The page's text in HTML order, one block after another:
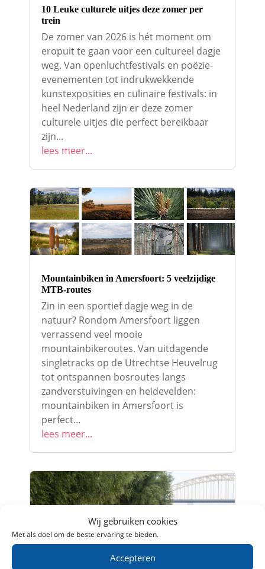
Wij gebruiken cookies
Met als doel om de beste ervaring te bieden.
Accepteren
10 Leuke culturele uitjes deze zomer per
trein
De zomer van 2026 is hét moment om
eropuit te gaan voor een cultureel dagje
weg. Van openluchtfestivals en poëzie-
evenementen tot indrukwekkende
kunstexposities en culinaire festivals: in
heel Nederland zijn er deze zomer
culturele uitjes die perfect bereikbaar
zijn...
lees meer...
Mountainbiken in Amersfoort: 5 veelzijdige
MTB-routes
Zin in een sportief dagje weg in de
natuur? Rondom Amersfoort liggen
verrassend veel mooie
mountainbikeroutes. Van uitdagende
singletracks op de Utrechtse Heuvelrug
tot ontspannen bosroutes langs
zandverstuivingen en heidevelden:
mountainbiken in Amersfoort is
perfect...
lees meer...